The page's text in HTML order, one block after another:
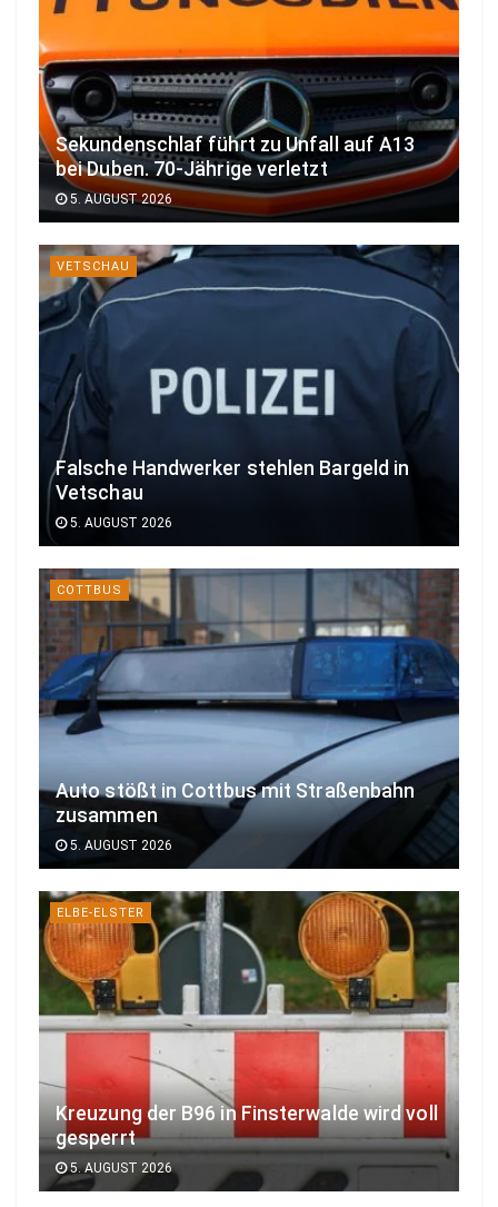
Sekundenschlaf führt zu Unfall auf A13
bei Duben. 70-Jährige verletzt
5. AUGUST 2026
VETSCHAU
Falsche Handwerker stehlen Bargeld in
Vetschau
5. AUGUST 2026
COTTBUS
Auto stößt in Cottbus mit Straßenbahn
zusammen
5. AUGUST 2026
ELBE-ELSTER
Kreuzung der B96 in Finsterwalde wird voll
gesperrt
5. AUGUST 2026